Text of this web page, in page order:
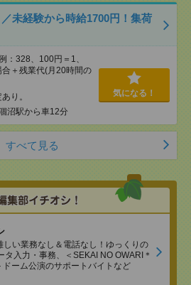
未経験から時給1700円！集荷
：328、100円＝1、
＋残業代(月20時間の
り。
沼駅から車12分
気になる！
すべて見る
しい業務なし＆電話なし！ゆっくりの
タ入力・事務、＜SEKAI NO OWARI＊
ーム公演のサポートバイトなど